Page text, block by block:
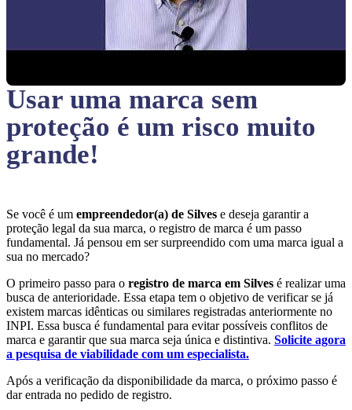
Usar uma marca sem
proteção é um risco muito
grande!
Se você é um empreendedor(a) de Silves e deseja garantir a
proteção legal da sua marca, o registro de marca é um passo
fundamental. Já pensou em ser surpreendido com uma marca igual a
sua no mercado?
O primeiro passo para o registro de marca em Silves é realizar uma
busca de anterioridade. Essa etapa tem o objetivo de verificar se já
existem marcas idênticas ou similares registradas anteriormente no
INPI. Essa busca é fundamental para evitar possíveis conflitos de
marca e garantir que sua marca seja única e distintiva. Solicite agora
a pesquisa de viabilidade com um especialista.
Após a verificação da disponibilidade da marca, o próximo passo é
dar entrada no pedido de registro.